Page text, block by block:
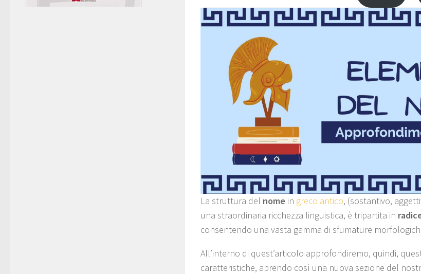
La struttura del nome in greco antico, (sostantivo,
una straordinaria ricchezza linguistica, è tripartita in
consentendo una vasta gamma di sfumature
All’interno di quest’articolo approfondiremo, quindi,
caratteristiche, aprendo così una nuova sezione del